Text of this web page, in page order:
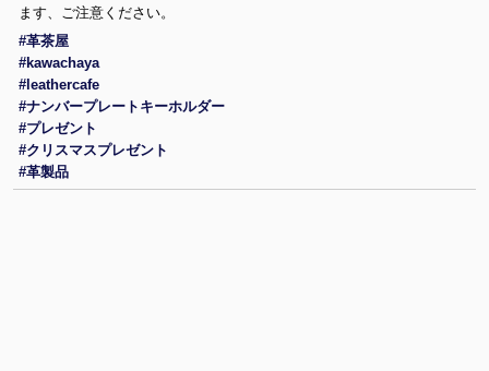
ます、ご注意ください。
#革茶屋
#kawachaya
#leathercafe
#ナンバープレートキーホルダー
#プレゼント
#クリスマスプレゼント
#革製品